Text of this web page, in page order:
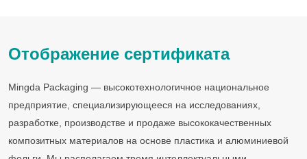
Отображение сертификата
Mingda Packaging — высокотехнологичное национальное
предприятие, специализирующееся на исследованиях,
разработке, производстве и продаже высококачественных
композитных материалов на основе пластика и алюминиевой